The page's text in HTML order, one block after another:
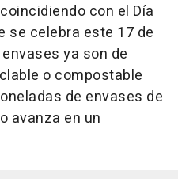
con el Día
se celebra este 17 de
ya son de
o compostable
de envases de
avanza en un